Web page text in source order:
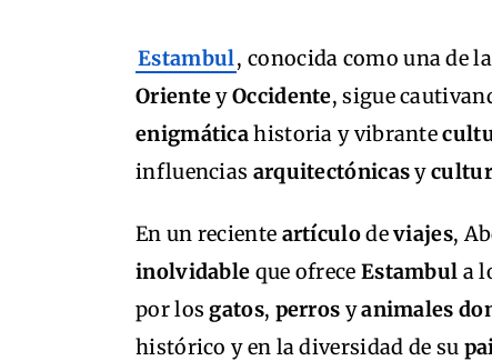
Estambul, conocida como una de
OrienteyOccidente, sigue
enigmáticahistoria y vibrante
influencias arquitectónicasy
En un reciente artículodeviajes,
inolvidable que ofrece Estambul a
por losgatos, perros yanimales
histórico y en la diversidad de su